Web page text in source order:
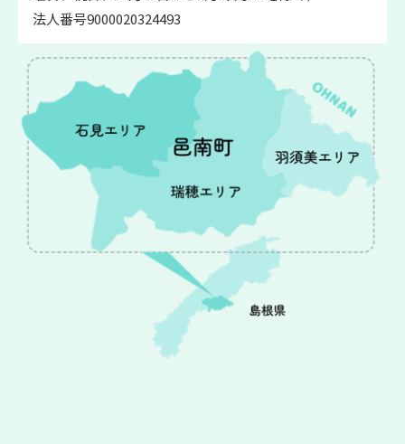
法人番号9000020324493